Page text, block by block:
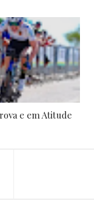
e em Atitude